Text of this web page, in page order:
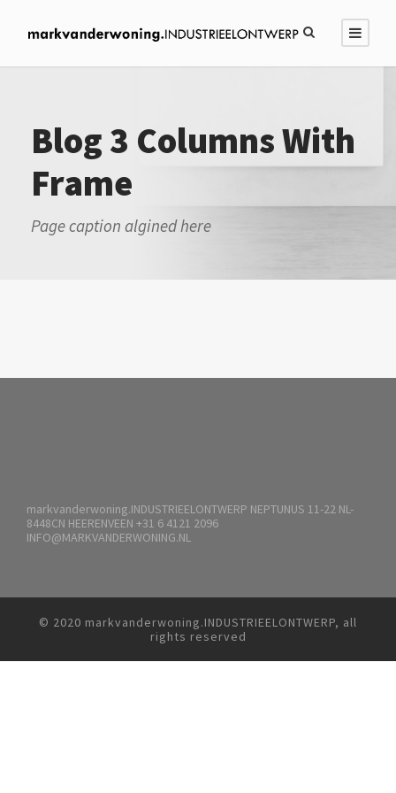
Blog 3 Columns With
Frame
Page caption algined here
markvanderwoning.INDUSTRIEELONTWERP NEPTUNUS 11-22 NL-
8448CN HEERENVEEN +31 6 4121 2096
INFO@MARKVANDERWONING.NL
© 2020 markvanderwoning.INDUSTRIEELONTWERP, all
rights reserved